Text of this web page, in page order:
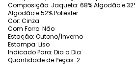
Composição: Jaqueta: 68% Algodão e
Algodão e 52% Poliéster
Cor: Cinza
Com Forro: Não
Estação: Outono/Inverno
Estampa: Liso
Indicado Para: Dia a Dia
Quantidade de Peças: 2